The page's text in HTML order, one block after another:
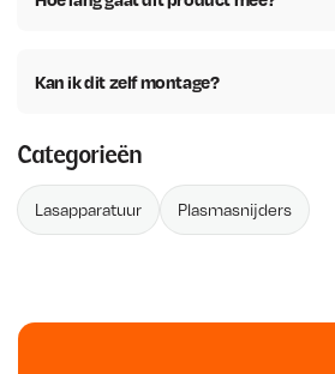
Kan ik dit zelf montage?
Categorieën
Lasapparatuur Plasmasnijders